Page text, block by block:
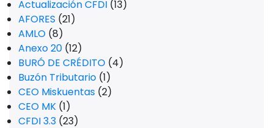
Actualización CFDI (13)
AFORES (21)
AMLO (8)
Anexo 20 (12)
BURÓ DE CRÉDITO (4)
Buzón Tributario (1)
CEO Miskuentas (2)
CEO MK (1)
CFDI 3.3 (23)